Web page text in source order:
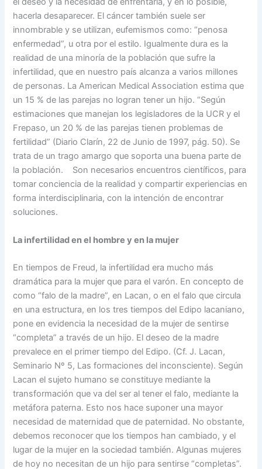
hacerla desaparecer. El cáncer también suele ser
innombrable y se utilizan, eufemismos como: “penosa
enfermedad”, u otra por el estilo. Igualmente dura es la
realidad de una minoría de la población que sufre la
infertilidad, que en nuestro país alcanza a varios millones
de personas. La American Medical Association estima que
un 15 % de las parejas no logran tener un hijo. “Según
estimaciones que manejan los legisladores de la UCR y el
Frepaso, un 20 % de las parejas tienen problemas de
fertilidad” (Diario Clarín, 22 de Junio de 1997, pág. 50). Se
trata de un trago amargo que soporta una buena parte de
la población. Son necesarios encuentros científicos, para
tomar conciencia de la realidad y compartir experiencias en
forma interdisciplinaria, con la intención de encontrar
soluciones.
La infertilidad en el hombre y en la mujer
En tiempos de Freud, la infertilidad era mucho más
dramática para la mujer que para el varón. En concepto de
como “falo de la madre”, en Lacan, o en el falo que circula
en una estructura, en los tres tiempos del Edipo lacaniano,
pone en evidencia la necesidad de la mujer de sentirse
“completa” a través de un hijo. El deseo de la madre
prevalece en el primer tiempo del Edipo. (Cf. J. Lacan,
Seminario Nº 5, Las formaciones del inconsciente). Según
Lacan el sujeto humano se constituye mediante la
transformación que va del ser al tener el falo, mediante la
metáfora paterna. Esto nos hace suponer una mayor
necesidad de maternidad que de paternidad. No obstante,
debemos reconocer que los tiempos han cambiado, y el
lugar de la mujer en la sociedad también. Algunas mujeres
de hoy no necesitan de un hijo para sentirse “completas”.